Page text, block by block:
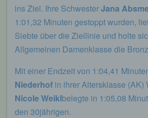
ins Ziel. Ihre SchwesterJana
1:01,32 Minuten gestoppt wurden,
Siebte über die Ziellinie und holte
Allgemeinen Damenklasse die
Mit einer Endzeit von 1:04,41
Niederhof in ihrer Altersklasse (AK)
Nicole Weiklbelegte in 1:05,08
den 30jährigen.
die Verarbeitung Verantwortliche
Weitergabe an einen oder mehrere
Auftragsverarbeiter, beispielsweise
Paketdienstleister, veranlassen,
personenbezogenen Daten
ausschließlich für eine interne
zuzurechnen ist, nutzt.
Durch eine Registrierung auf der
für die Verarbeitung
die vom Internet-Service-Provider